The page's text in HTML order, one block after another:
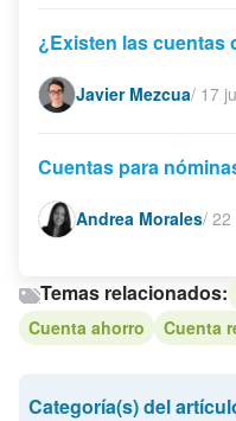
¿Existen las cuentas
Javier Mezcua/ 17
Cuentas para
Andrea Morales/ 22
Temas relacionados:
Cuenta ahorro
Cuenta
Categoría(s) del